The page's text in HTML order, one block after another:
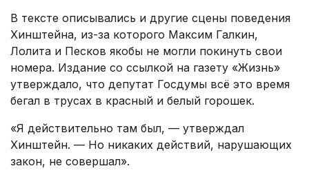
В тексте описывались и другие сцены поведения
Хинштейна, из-за которого Максим Галкин,
Лолита и Песков якобы не могли покинуть свои
номера. Издание со ссылкой на газету «Жизнь»
утверждало, что депутат Госдумы всё это время
бегал в трусах в красный и белый горошек.
«Я действительно там был, — утверждал
Хинштейн. — Но никаких действий, нарушающих
закон, не совершал».